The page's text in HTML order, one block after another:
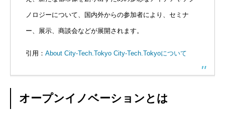
社内イベント
雰囲気を知る
ノロジーについて、国内外からの参加者により、セミナ
ー、展示、商談会などが展開されます。
引用： About City-Tech.Tokyo City-Tech.Tokyoについて
オープンイノベーションとは